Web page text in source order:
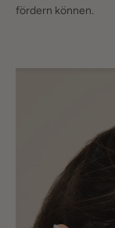
fördern können.